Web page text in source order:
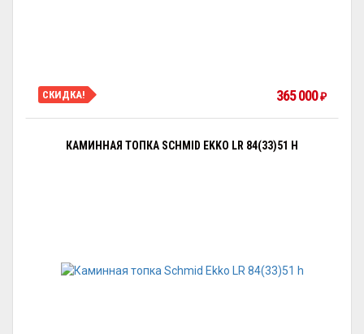
СКИДКА! 365 000₽
КАМИННАЯ ТОПКА SCHMID EKKO LR 84(33)51 H